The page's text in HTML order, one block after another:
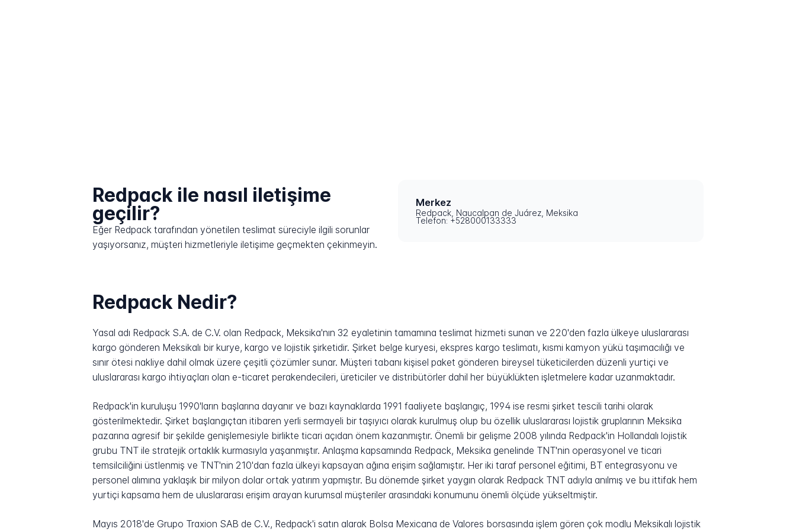
Redpack ile nasıl iletişime
geçilir?
Eğer Redpack tarafından yönetilen teslimat süreciyle ilgili sorunlar
yaşıyorsanız, müşteri hizmetleriyle iletişime geçmekten çekinmeyin.
Merkez
Redpack, Naucalpan de Juárez, Meksika
Telefon: +528000133333
Redpack Nedir?
Yasal adı Redpack S.A. de C.V. olan Redpack, Meksika'nın 32 eyaletinin tamamına teslimat hizmeti sunan ve 220'den fazla ülkeye uluslararası
kargo gönderen Meksikalı bir kurye, kargo ve lojistik şirketidir. Şirket belge kuryesi, ekspres kargo teslimatı, kısmi kamyon yükü taşımacılığı ve
sınır ötesi nakliye dahil olmak üzere çeşitli çözümler sunar. Müşteri tabanı kişisel paket gönderen bireysel tüketicilerden düzenli yurtiçi ve
uluslararası kargo ihtiyaçları olan e-ticaret perakendecileri, üreticiler ve distribütörler dahil her büyüklükten işletmelere kadar uzanmaktadır.
Redpack'in kuruluşu 1990'ların başlarına dayanır ve bazı kaynaklarda 1991 faaliyete başlangıç, 1994 ise resmi şirket tescili tarihi olarak
gösterilmektedir. Şirket başlangıçtan itibaren yerli sermayeli bir taşıyıcı olarak kurulmuş olup bu özellik uluslararası lojistik gruplarının Meksika
pazarına agresif bir şekilde genişlemesiyle birlikte ticari açıdan önem kazanmıştır. Önemli bir gelişme 2008 yılında Redpack'in Hollandalı lojistik
grubu TNT ile stratejik ortaklık kurmasıyla yaşanmıştır. Anlaşma kapsamında Redpack, Meksika genelinde TNT'nin operasyonel ve ticari
temsilciliğini üstlenmiş ve TNT'nin 210'dan fazla ülkeyi kapsayan ağına erişim sağlamıştır. Her iki taraf personel eğitimi, BT entegrasyonu ve
personel alımına yaklaşık bir milyon dolar ortak yatırım yapmıştır. Bu dönemde şirket yaygın olarak Redpack TNT adıyla anılmış ve bu ittifak hem
yurtiçi kapsama hem de uluslararası erişim arayan kurumsal müşteriler arasındaki konumunu önemli ölçüde yükseltmiştir.
Mayıs 2018'de Grupo Traxion SAB de C.V., Redpack'i satın alarak Bolsa Mexicana de Valores borsasında işlem gören çok modlu Meksikalı lojistik